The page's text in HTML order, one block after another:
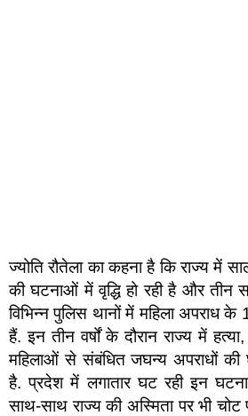
ज्योति रौतेला का कहना है कि राज्य में
की घटनाओं में वृद्धि हो रही है और तीन
विभिन्न पुलिस थानों में महिला अपराध
हैं. इन तीन वर्षों के दौरान राज्य में
महिलाओं से संबंधित जघन्य अपराधों की
है. प्रदेश में लगातार घट रही इन
साथ-साथ राज्य की अस्मिता पर भी